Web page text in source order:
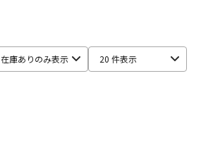
在庫ありのみ表示 20 件表示